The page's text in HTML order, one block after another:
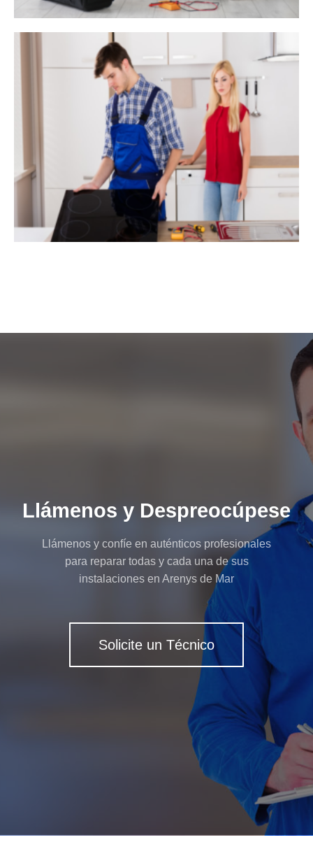
Llámenos y Despreocúpese
Llámenos y confíe en auténticos profesionales
para reparar todas y cada una de sus
instalaciones en Arenys de Mar
Solicite un Técnico